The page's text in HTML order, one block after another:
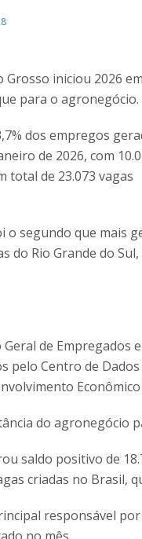
iniciou 2026 em
para o agronegócio.
dos empregos
de 2026, com
total de 23.073 vagas
o segundo que mais
do Rio Grande do Sul,
de Empregados
pelo Centro de
Econômico
do agronegócio
saldo positivo de
criadas no Brasil,
responsável